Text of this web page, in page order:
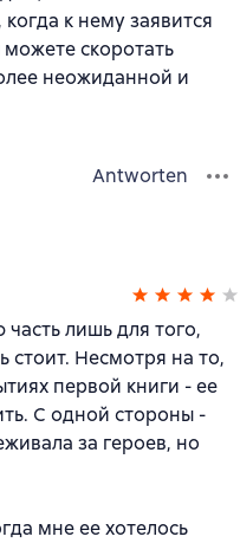
к нему заявится
скоротать
неожиданной и
Antworten
лишь для того,
стоит. Несмотря на то,
первой книги - ее
С одной стороны -
за героев, но
мне ее хотелось